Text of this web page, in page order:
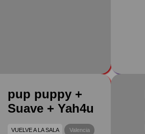
pup puppy +
Suave + Yah4u
VUELVE A LA SALA
Valencia